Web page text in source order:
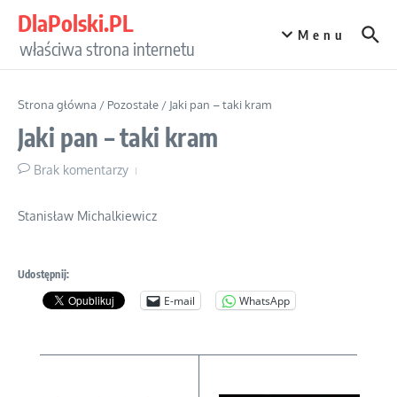
DlaPolski.PL
właściwa strona internetu
Menu
Strona główna / Pozostałe / Jaki pan – taki kram
Jaki pan – taki kram
Brak komentarzy
Stanisław Michalkiewicz
Udostępnij:
E-mail WhatsApp